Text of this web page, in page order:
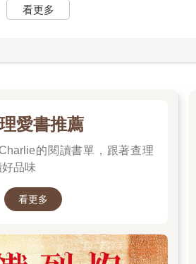
看更多
愛書推薦
的閱讀書單，跟著查理
品味
看更多